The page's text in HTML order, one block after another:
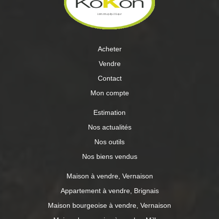
constructeur connu et reconnu, au petit soin pour vous.
Ne serait-ce pas le projet idéal. Le projet reste modifiable
selon vos envies et vos attentes. A découvrir avec
Sébastien FIEVET et KOKON Immobilier. Honoraires
LYON, venez profiter de la propriété Melchior Philibert
campagnes au milieu des vergers, des multiples activitées
que la commune vous propose.
Acheter
Vendre
Contact
Mon compte
Estimation
Nos actualités
Nos outils
Nos biens vendus
Maison à vendre, Vernaison
Appartement à vendre, Brignais
Maison bourgeoise à vendre, Vernaison